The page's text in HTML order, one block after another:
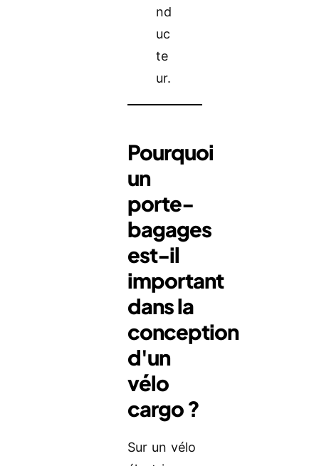
nd
uc
te
ur.
Pourquoi
un
porte-
bagages
est-il
important
dans la
conception
d'un
vélo
cargo ?
Sur un vélo